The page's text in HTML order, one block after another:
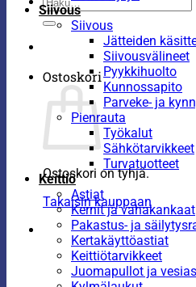
Ostoskori
Ostoskori on tyhjä.
Takaisin kauppaan
Siivous
Siivous
Jätteiden
Siivousvälineet
Pyykkihuolto
Kunnossapito
Parveke- ja
Pienrauta
Työkalut
Sähkötarvikkeet
Turvatuotteet
Keittiö
Astiat
Kernit ja vahakankaat
Pakastus- ja
Kertakäyttöastiat
Keittiötarvikkeet
Juomapullot ja